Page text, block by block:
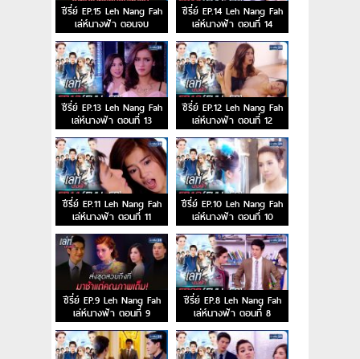
ซีรี่ย์ EP.15 Leh Nang Fah
เล่ห์นางฟ้า ตอนจบ
ซีรี่ย์ EP.14 Leh Nang Fah
เล่ห์นางฟ้า ตอนที่ 14
ซีรี่ย์ EP.13 Leh Nang Fah
เล่ห์นางฟ้า ตอนที่ 13
ซีรี่ย์ EP.12 Leh Nang Fah
เล่ห์นางฟ้า ตอนที่ 12
ซีรี่ย์ EP.11 Leh Nang Fah
เล่ห์นางฟ้า ตอนที่ 11
ซีรี่ย์ EP.10 Leh Nang Fah
เล่ห์นางฟ้า ตอนที่ 10
ซีรี่ย์ EP.9 Leh Nang Fah
เล่ห์นางฟ้า ตอนที่ 9
ซีรี่ย์ EP.8 Leh Nang Fah
เล่ห์นางฟ้า ตอนที่ 8